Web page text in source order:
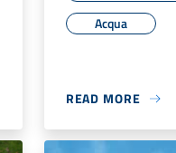
Acqua
READ MORE